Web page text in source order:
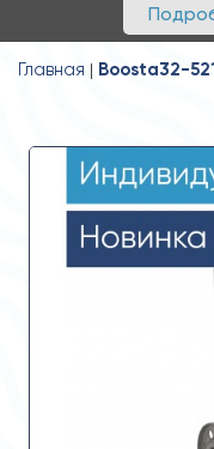
Главная Boosta32-